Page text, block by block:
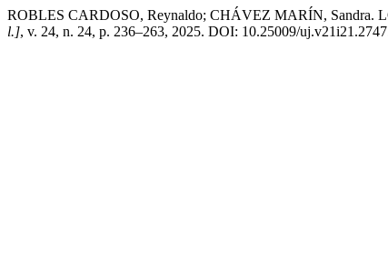
ROBLES CARDOSO, Reynaldo; CHÁVEZ MARÍN,
l.], v. 24, n. 24, p. 236–263, 2025. DOI: 10.25009/